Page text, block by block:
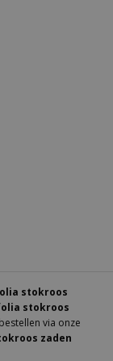
stokroos
stokroos
via onze
zaden